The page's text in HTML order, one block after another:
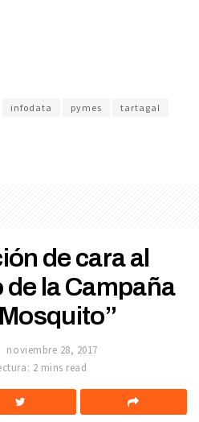
infodata pymes
tartagal
de cara al
de la Campaña
noviembre 28, 2017
2 mins read